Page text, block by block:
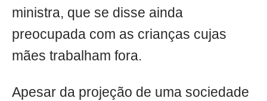
ministra, que se disse ainda
preocupada com as crianças cujas
mães trabalham fora.
Apesar da projeção de uma sociedade